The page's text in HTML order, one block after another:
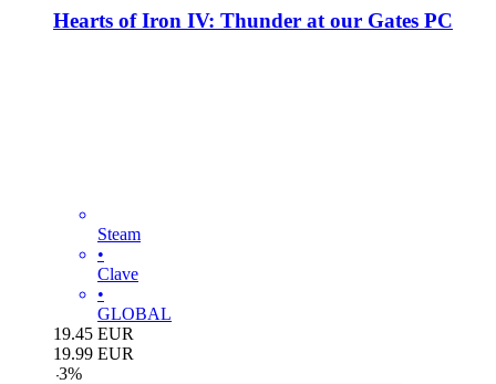
Hearts of Iron IV: Thunder at our Gates PC
Steam
•
Clave
•
GLOBAL
19.45 EUR
19.99 EUR
-3%